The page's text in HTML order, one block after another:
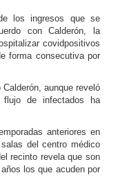
los ingresos que se
con Calderón, la
covidpositivos
forma consecutiva por
aunque reveló
de infectados ha
anteriores en
del centro médico
recinto revela que son
los que acuden por